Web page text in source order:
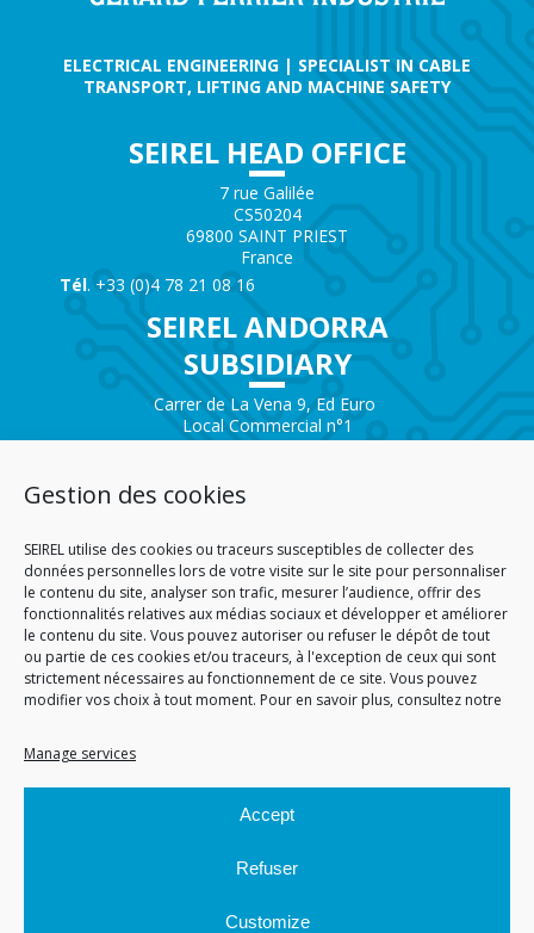
Gestion des cookies
SEIREL utilise des cookies ou traceurs susceptibles de collecter des
données personnelles lors de votre visite sur le site pour personnaliser
le contenu du site, analyser son trafic, mesurer l’audience, offrir des
fonctionnalités relatives aux médias sociaux et développer et améliorer
le contenu du site. Vous pouvez autoriser ou refuser le dépôt de tout
ou partie de ces cookies et/ou traceurs, à l'exception de ceux qui sont
strictement nécessaires au fonctionnement de ce site. Vous pouvez
modifier vos choix à tout moment. Pour en savoir plus, consultez notre
Manage services
Accept
Refuser
Customize
ELECTRICAL ENGINEERING | SPECIALIST IN CABLE
TRANSPORT, LIFTING AND MACHINE SAFETY
SEIREL HEAD OFFICE
7 rue Galilée
CS50204
69800 SAINT PRIEST
France
Tél. +33 (0)4 78 21 08 16
SEIREL ANDORRA
SUBSIDIARY
Carrer de La Vena 9, Ed Euro
Local Commercial n°1
AD200 – ENCAMP
Tél.+376 732 300
SEIREL AUTOMATISMES
SAVOIE BRANCH
Immeuble 3D
81 Rue de la Petite Eau
73290 LA MOTTE SERVOLEX
Site réalisé par